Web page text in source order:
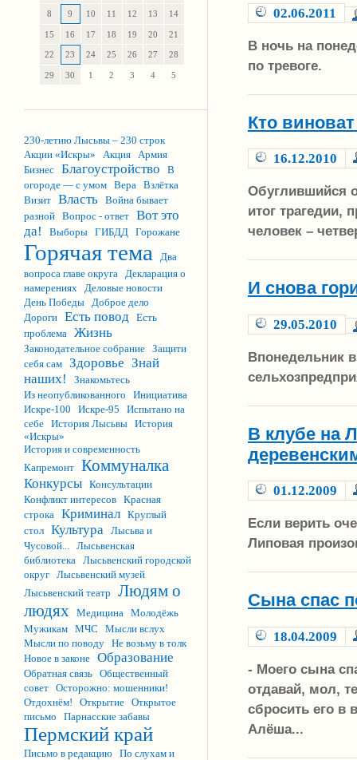
8 9 10 11 12 13 14
15 16 17 18 19 20 21
22 23 24 25 26 27 28
29 30 1 2 3 4 5
230-летию Лысьвы – 230 строк
Акции «Искры»
Акция Армия
Бизнес Благоустройство
В
огороде — с умом Вера Взлётка
Визит Власть Война бывает
разной Вопрос - ответ Вот это
да!
Выборы ГИБДД Горожане
Горячая тема
Два
вопроса главе округа Декларация о
намерениях Деловые новости
День Победы Доброе дело
Дороги Есть повод Есть
проблема Жизнь
Законодательное собрание Защити
себя сам Здоровье Знай
наших!
Знакомьтесь
Из неопубликованного
Инициатива
Искре-100
Искре-95
Испытано на
себе История Лысьвы История
«Искры»
История и современность
Капремонт Коммуналка
Конкурсы Консультации
Конфликт интересов Красная
строка Криминал Круглый
стол Культура Лысьва и
Чусовой... Лысьвенская
библиотека Лысьвенский городской
округ Лысьвенский музей
Лысьвенский театр
Людям о
людях Медицина Молодёжь
Мужикам МЧС
Мысли вслух
Мысли по поводу Не возьму в толк
Новое в законе Образование
Обратная связь Общественный
совет Осторожно: мошенники!
Отдохнём!
Открытие Открытое
письмо
Парнасские забавы
Пермский край
Письмо в редакцию По слухам и
02.06.2011
В ночь на
по тревоге.
Кто
16.12.2010
Обуглившийся
итог трагедии,
человек –
И снова
29.05.2010
Впонедельник
В клубе на
01.12.2009
Если верить
Липовая
Сына спас
18.04.2009
- Моего сына
отдавай, мол,
сбросить его в
Алёша...